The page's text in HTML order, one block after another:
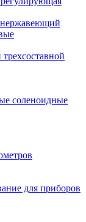
соленоидные
для приборов